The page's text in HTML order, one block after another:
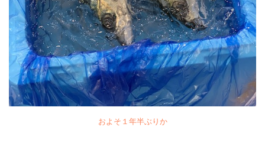
およそ１年半ぶりか